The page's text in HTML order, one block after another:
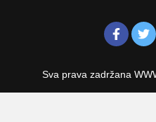
Sva prava zadržana